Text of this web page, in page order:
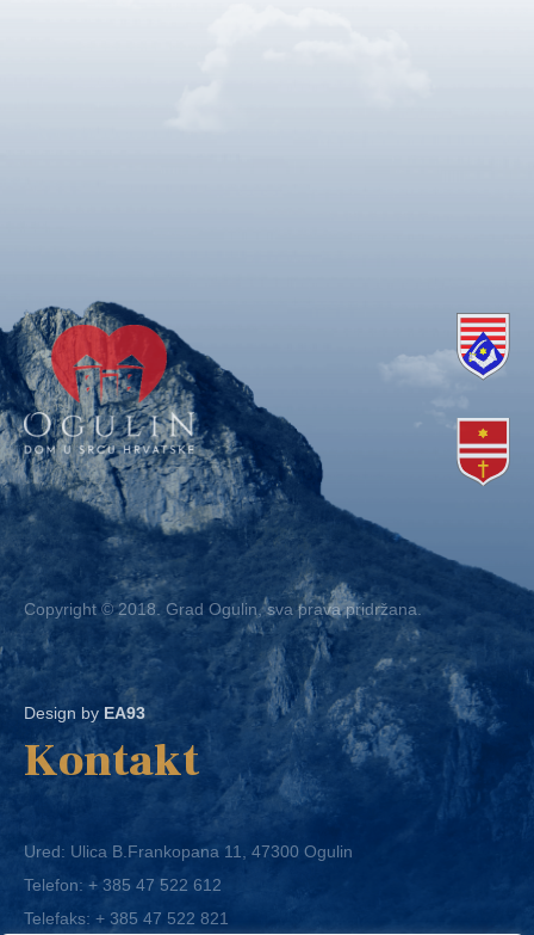
Copyright © 2018. Grad Ogulin, sva prava pridržana.
Design byEA93
Kontakt
Ured: Ulica B.Frankopana 11, 47300 Ogulin
Telefon:+ 385 47 522 612
Telefaks:+ 385 47 522 821
E-mail:grad-ogulin@ogulin.hr